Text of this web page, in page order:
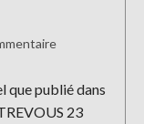
:
que publié dans
23